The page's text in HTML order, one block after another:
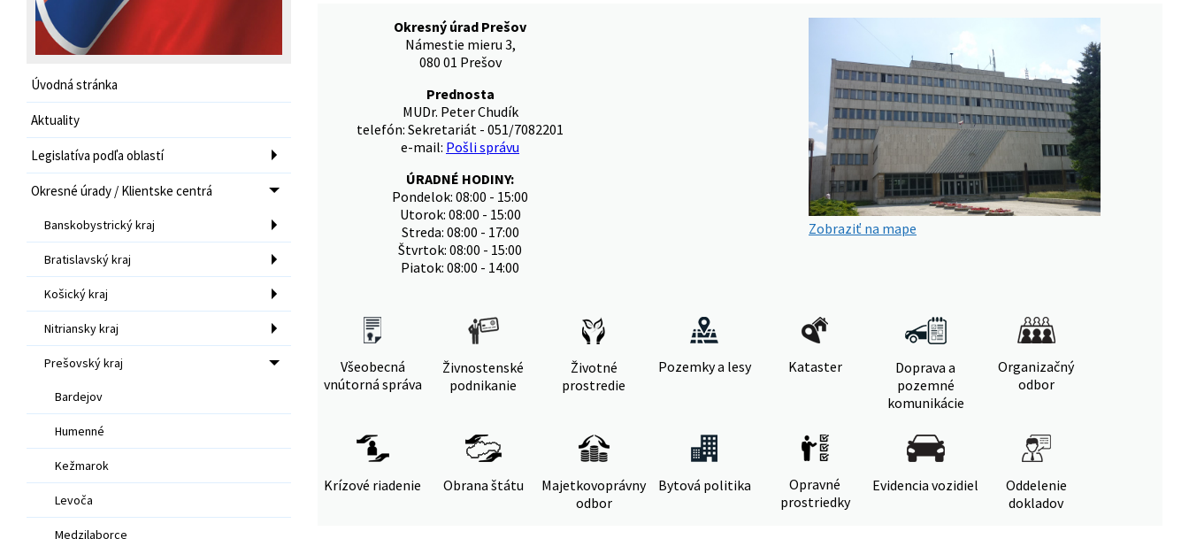
Úvodná stránka
Aktuality
Legislatíva podľa oblastí
Okresné úrady / Klientske centrá
Banskobystrický kraj
Bratislavský kraj
Košický kraj
Nitriansky kraj
Prešovský kraj
Bardejov
Humenné
Kežmarok
Levoča
Medzilaborce
Okresný úrad Prešov
Námestie mieru 3,
080 01 Prešov
Prednosta
MUDr. Peter Chudík
telefón: Sekretariát - 051/7082201
e-mail: Pošli správu
ÚRADNÉ HODINY:
Pondelok: 08:00 - 15:00
Utorok: 08:00 - 15:00
Streda: 08:00 - 17:00
Štvrtok: 08:00 - 15:00
Piatok: 08:00 - 14:00
Zobraziť na mape
Všeobecná
vnútorná správa
Živnostenské
podnikanie
Životné
prostredie
Pozemky a lesy Kataster
Doprava a
pozemné
komunikácie
Organizačný
odbor
Krízové riadenie Obrana štátu
Majetkovoprávny
odbor
Bytová politika
Opravné
prostriedky
Evidencia vozidiel
Oddelenie
dokladov